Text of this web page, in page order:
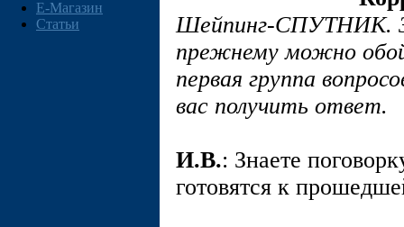
E-Магазин
Статьи
Шейпинг-СПУТНИК.
прежнему можно
первая группа
вас получить ответ.
И.В.: Знаете
готовятся к